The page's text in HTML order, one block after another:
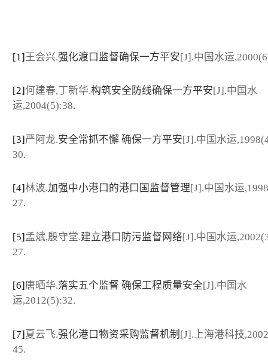
[1]王会兴.强化渡口监督确保一方平安[J].中国水运
[2]何建春,丁新华.构筑安全防线确保一方平安[J].中国水
运,2004(5):38.
[3]严阿龙.安全常抓不懈 确保一方平安[J].中国水运
30.
[4]林波.加强中小港口的港口国监督管理[J].中国水运
27.
[5]孟斌,殷守堂.建立港口防污监督网络[J].中国水运
27.
[6]唐晒华.落实五个监督 确保工程质量安全[J].中国水
运,2012(5):32.
[7]夏云飞.强化港口物资采购监督机制 [J].上海港科技
45.